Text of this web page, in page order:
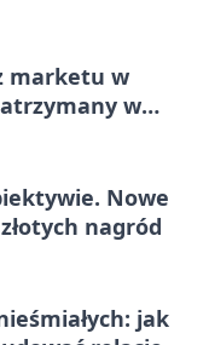
marketu w
w
Nowe
nagród
jak